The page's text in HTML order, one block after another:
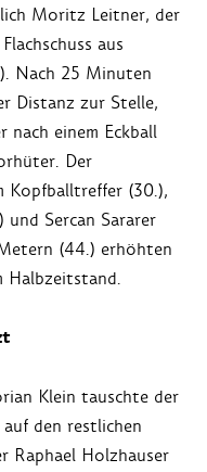
Moritz Leitner, der
aus
Nach 25 Minuten
Distanz zur Stelle,
einem Eckball
Der
Kopfballtreffer (30.),
Sercan Sararer
(44.) erhöhten
Halbzeitstand.
Klein tauschte der
den restlichen
Raphael Holzhauser